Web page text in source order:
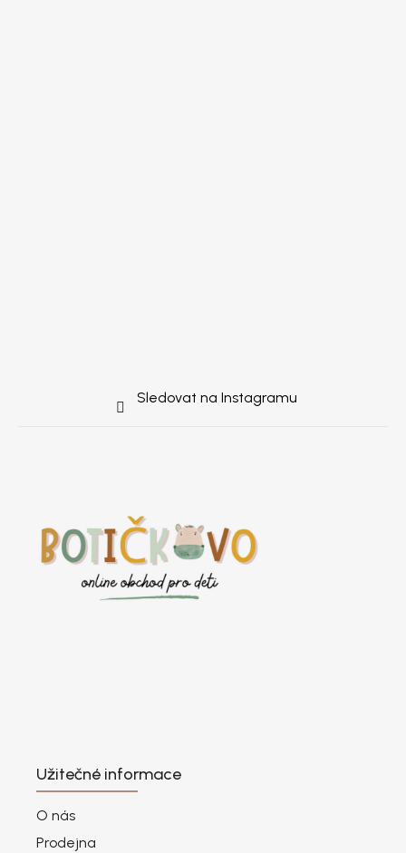
Sledovat na Instagramu
Užitečné informace
O nás
Prodejna